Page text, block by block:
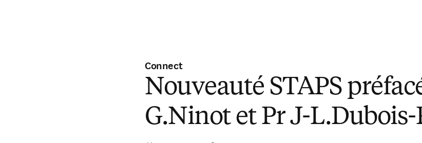
Connect
Nouveauté STAPS
G.Ninot et Pr J-L.Dubois-